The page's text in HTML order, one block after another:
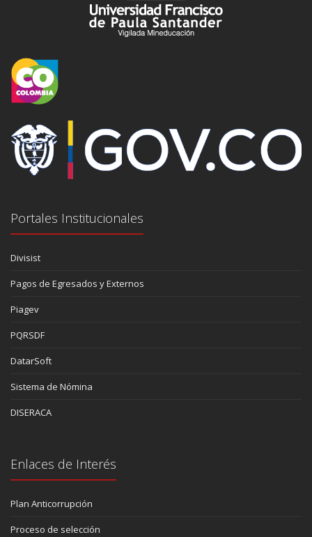
Portales Institucionales
Divisist
Pagos de Egresados y Externos
Piagev
PQRSDF
DatarSoft
Sistema de Nómina
DISERACA
Enlaces de Interés
Plan Anticorrupción
Proceso de selección